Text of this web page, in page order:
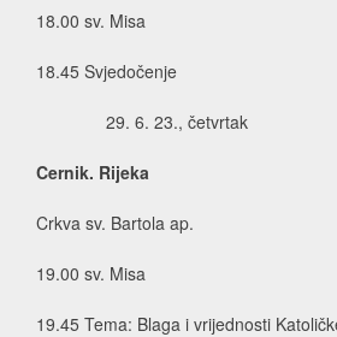
18.00 sv. Misa
18.45 Svjedočenje
6. 23., četvrtak
Cernik. Rijeka
Crkva sv. Bartola ap.
19.00 sv. Misa
19.45 Tema: Blaga i vrijednosti